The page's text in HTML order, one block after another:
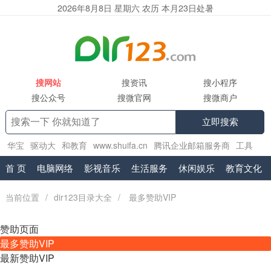
2026年8月8日 星期六 农历 本月23日处暑
搜网站 搜资讯
搜小程序
搜公众号
搜微官网 搜微商户
立即搜索
华宝 驱动大 和教育 www.shuifa.cn 腾讯企业邮箱服务商 工具
精品小说网 .vr exmail.pro
首 页 电脑网络 影视音乐 生活服务 休闲娱乐 教育文化
当前位置 / dir123目录大全 / 最多赞助VIP
赞助页面
最多赞助VIP
最新赞助VIP